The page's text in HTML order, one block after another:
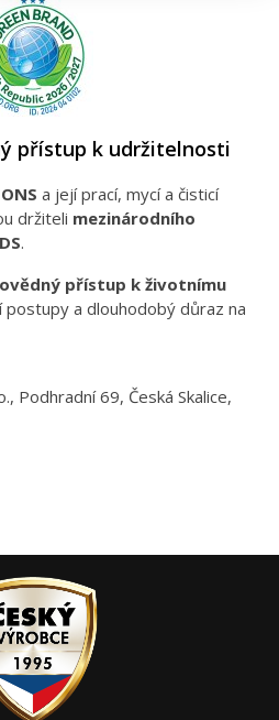
přístup k udržitelnosti
a její prací, mycí a čisticí
držiteli mezinárodního
.
přístup k životnímu
a dlouhodobý důraz na
Podhradní 69, Česká Skalice,